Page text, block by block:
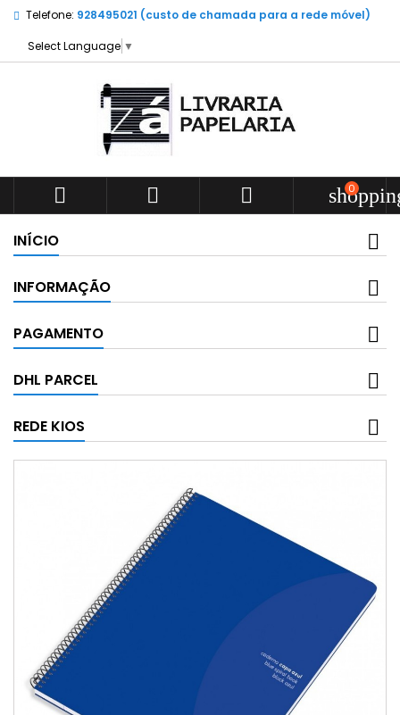
Telefone: 928495021 (custo de chamada para a rede móvel)
Select Language ▼
   0
INÍCIO
INFORMAÇÃO
PAGAMENTO
DHL PARCEL
REDE KIOS